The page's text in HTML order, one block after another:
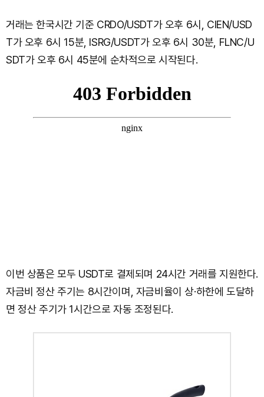
거래는 한국시간 기준 CRDO/USDT가 오후 6시, CIEN/USD
T가 오후 6시 15분, ISRG/USDT가 오후 6시 30분, FLNC/U
SDT가 오후 6시 45분에 순차적으로 시작된다.
이번 상품은 모두 USDT로 결제되며 24시간 거래를 지원한다.
자금비 정산 주기는 8시간이며, 자금비율이 상·하한에 도달하
면 정산 주기가 1시간으로 자동 조정된다.